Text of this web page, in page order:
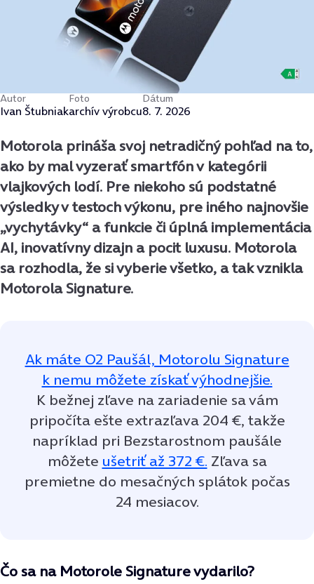
Autor
Ivan Štubniak
Foto
archív výrobcu
Dátum
8. 7. 2026
Motorola prináša svoj netradičný pohľad na to,
ako by mal vyzerať smartfón v kategórii
vlajkových lodí. Pre niekoho sú podstatné
výsledky v testoch výkonu, pre iného najnovšie
„vychytávky“ a funkcie či úplná implementácia
AI, inovatívny dizajn a pocit luxusu. Motorola
sa rozhodla, že si vyberie všetko, a tak vznikla
Motorola Signature.
Ak máte O2 Paušál, Motorolu Signature
k nemu môžete získať výhodnejšie.
K bežnej zľave na zariadenie sa vám
pripočíta ešte extrazľava 204 €, takže
napríklad pri Bezstarostnom paušále
môžete ušetriť až 372 €. Zľava sa
premietne do mesačných splátok počas
24 mesiacov.
Čo sa na Motorole Signature vydarilo?